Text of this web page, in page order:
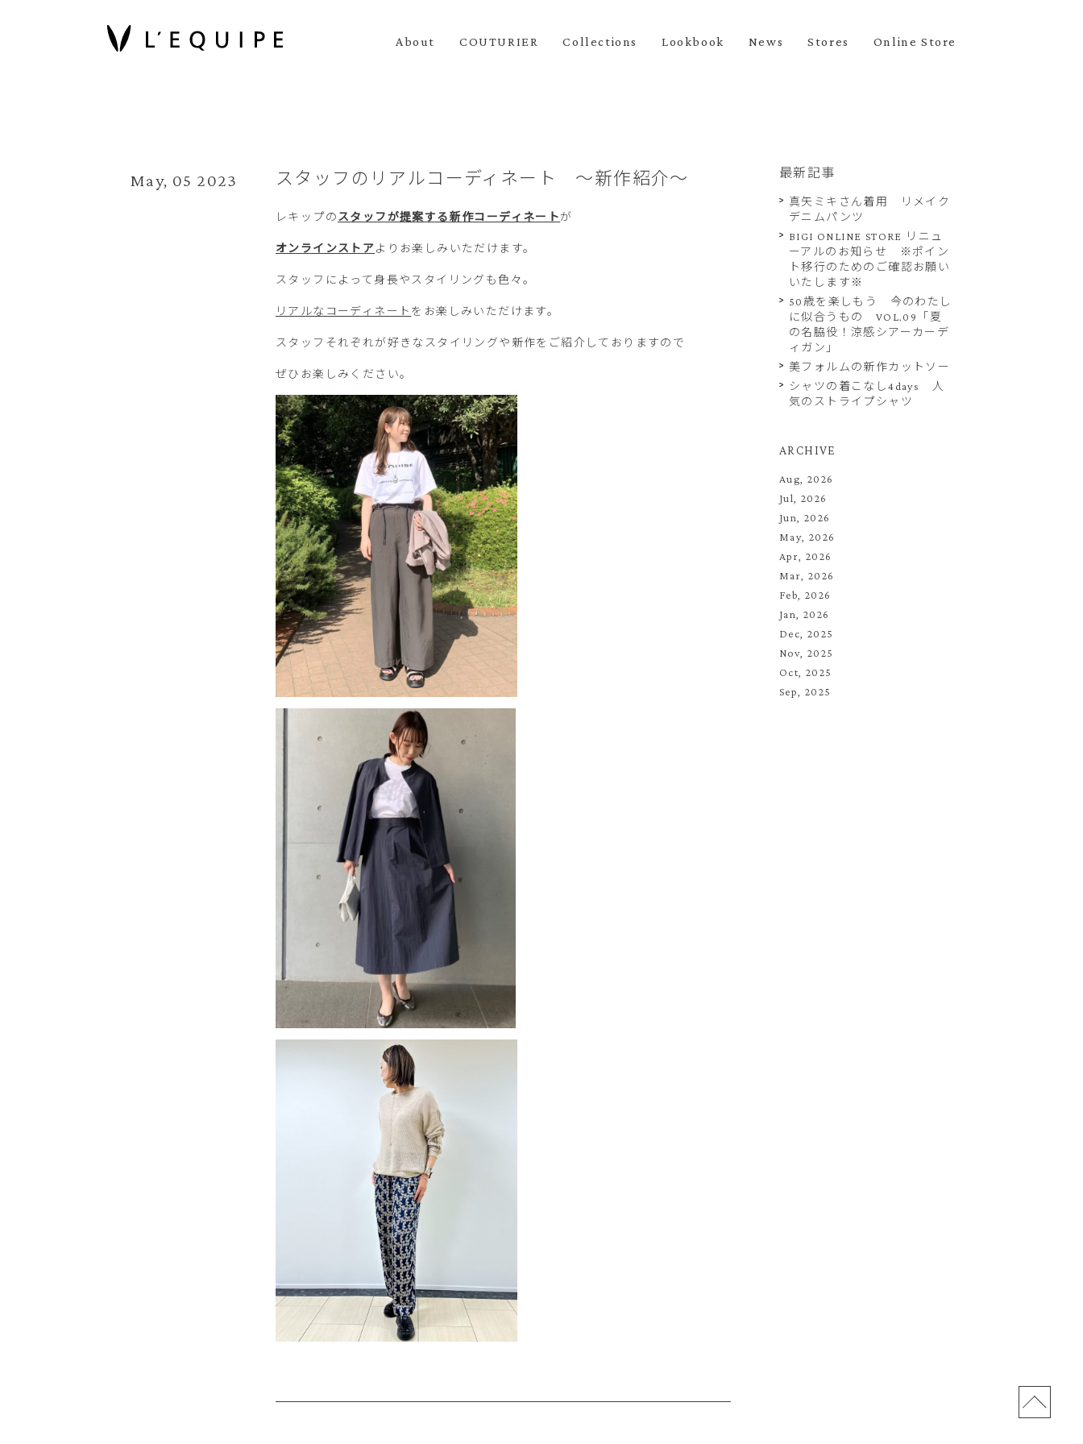
About COUTURIER Collections Lookbook News Stores Online Store
May, 05 2023 スタッフのリアルコーディネート ～新作紹介～
レキップのスタッフが提案する新作コーディネートが
オンラインストアよりお楽しみいただけます。
スタッフによって身長やスタイリングも色々。
リアルなコーディネート をお楽しみいただけます。
スタッフそれぞれが好きなスタイリングや新作をご紹介しておりますので
ぜひお楽しみください。
最新記事
真矢ミキさん着用 リメイク
デニムパンツ
BIGI ONLINE STORE リニュ
ーアルのお知らせ ※ポイン
ト移行のためのご確認お願い
いたします※
50歳を楽しもう 今のわたし
に似合うもの VOL.09「夏
の名脇役！涼感シアーカーデ
ィガン」
美フォルムの新作カットソー
シャツの着こなし4days 人
気のストライプシャツ
ARCHIVE
Aug, 2026
Jul, 2026
Jun, 2026
May, 2026
Apr, 2026
Mar, 2026
Feb, 2026
Jan, 2026
Dec, 2025
Nov, 2025
Oct, 2025
Sep, 2025